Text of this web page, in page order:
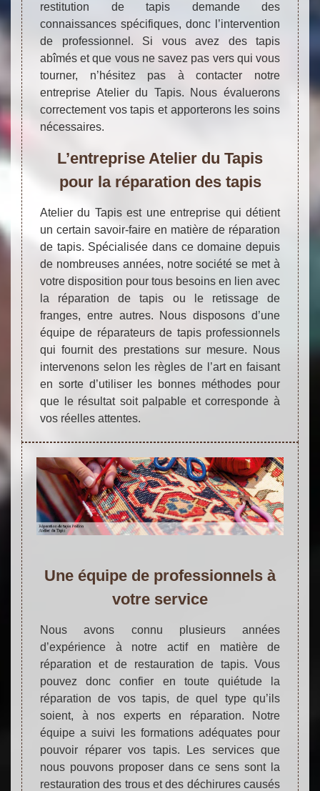
restitution de tapis demande des
connaissances spécifiques, donc l’intervention
de professionnel. Si vous avez des tapis
abîmés et que vous ne savez pas vers qui vous
tourner, n’hésitez pas à contacter notre
entreprise Atelier du Tapis. Nous évaluerons
correctement vos tapis et apporterons les soins
nécessaires.
L’entreprise Atelier du Tapis
pour la réparation des tapis
Atelier du Tapis est une entreprise qui détient
un certain savoir-faire en matière de réparation
de tapis. Spécialisée dans ce domaine depuis
de nombreuses années, notre société se met à
votre disposition pour tous besoins en lien avec
la réparation de tapis ou le retissage de
franges, entre autres. Nous disposons d’une
équipe de réparateurs de tapis professionnels
qui fournit des prestations sur mesure. Nous
intervenons selon les règles de l’art en faisant
en sorte d’utiliser les bonnes méthodes pour
que le résultat soit palpable et corresponde à
vos réelles attentes.
Une équipe de professionnels à
votre service
Nous avons connu plusieurs années
d’expérience à notre actif en matière de
réparation et de restauration de tapis. Vous
pouvez donc confier en toute quiétude la
réparation de vos tapis, de quel type qu’ils
soient, à nos experts en réparation. Notre
équipe a suivi les formations adéquates pour
pouvoir réparer vos tapis. Les services que
nous pouvons proposer dans ce sens sont la
restauration des trous et des déchirures causés